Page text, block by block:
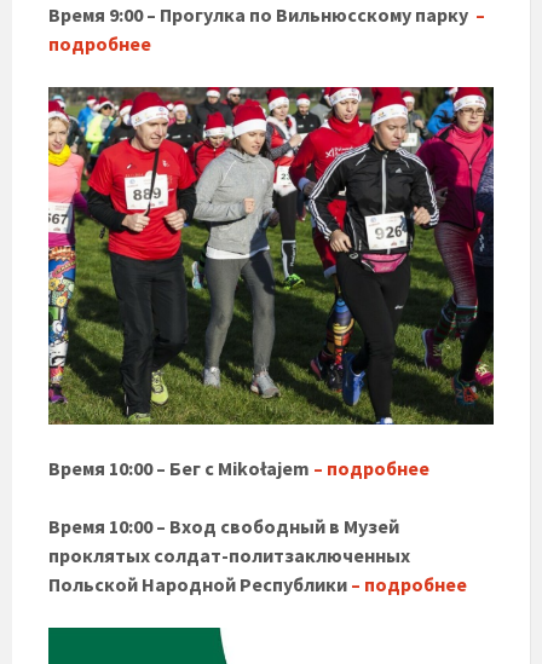
Время 9:00 – Прогулка по Вильнюсскому парку –
подробнее
Время 10:00 – Бег с Mikołajem – подробнее
Время 10:00 – Вход свободный в Музей
проклятых солдат-политзаключенных
Польской Народной Республики – подробнее